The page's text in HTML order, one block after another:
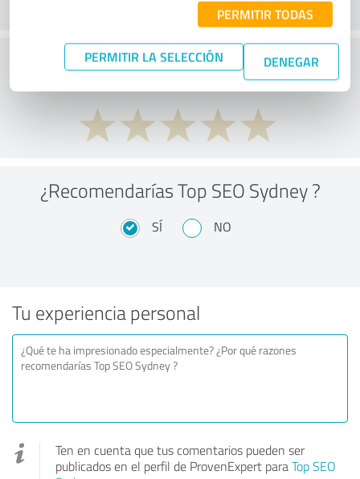
PERMITIR TODAS
PERMITIR LA SELECCIÓN DENEGAR
¿Qué te parece la relación calidad-precio?
¿Recomendarías Top SEO Sydney ?
SÍ NO
Tu experiencia personal
Ten en cuenta que tus comentarios pueden ser
publicados en el perfil de ProvenExpert paraTop SEO